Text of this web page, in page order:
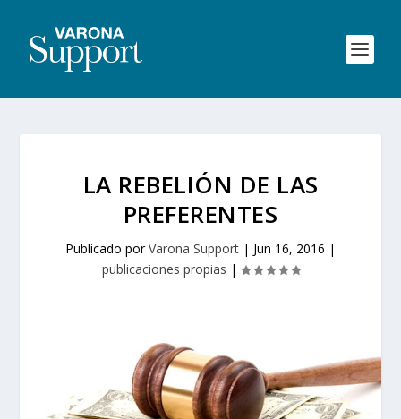
LA REBELIÓN DE LAS
PREFERENTES
Publicado porVarona Support | Jun 16, 2016 |
publicaciones propias |